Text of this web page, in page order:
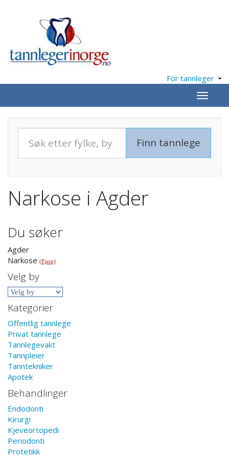
For tannleger
Meny
Narkose i Agder
Du søker
Agder
Narkose (Fjern)
Velg by
Kategorier
Offentlig tannlege
Privat tannlege
Tannlegevakt
Tannpleier
Tanntekniker
Apotek
Behandlinger
Endodonti
Kirurgi
Kjeveortopedi
Periodonti
Protetikk